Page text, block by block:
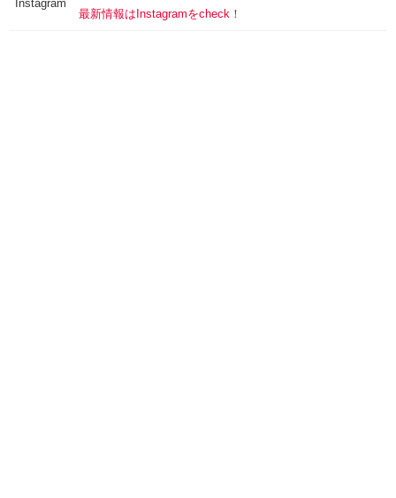
Instagram
最新情報はInstagramをcheck！